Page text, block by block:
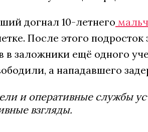
догнал 10-летнего
После этого
в заложники ещё одного
а нападавшего
и оперативные службы
взгляды.